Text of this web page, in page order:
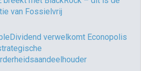
van Fossielvrij
verwelkomt Econopolis